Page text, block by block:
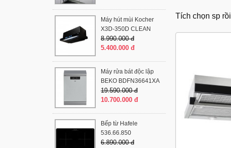
Tích chọn sp
Máy hút mùi Kocher
X3D-350D CLEAN
8.990.000 đ
5.400.000 đ
Máy rửa bát độc lập
BEKO BDFN36641XA
19.590.000 đ
10.700.000 đ
Bếp từ Hafele
536.66.850
6.890.000 đ